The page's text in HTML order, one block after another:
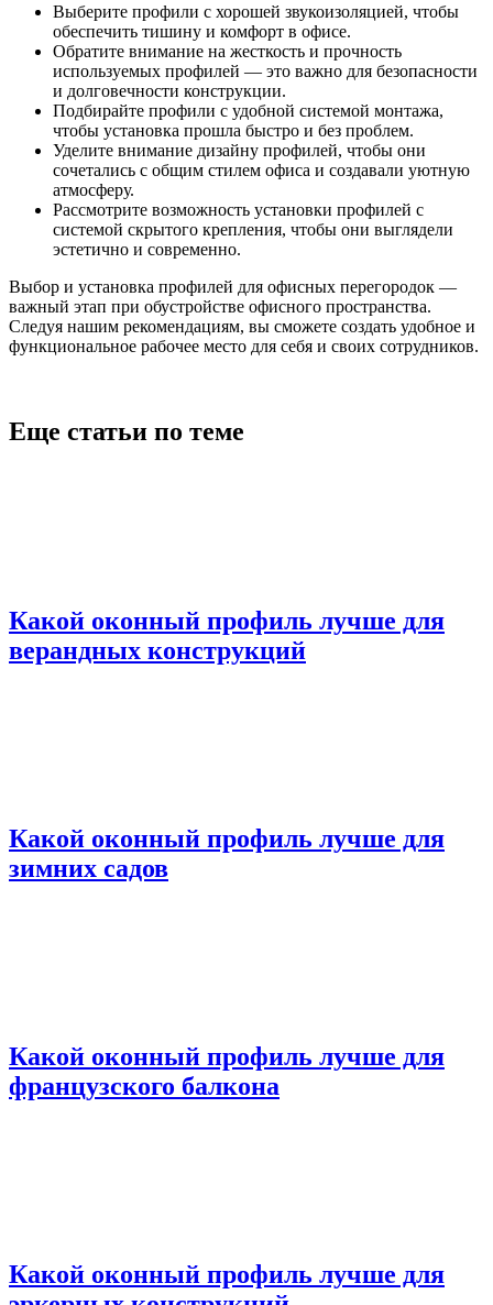
Выберите профили с хорошей звукоизоляцией, чтобы
обеспечить тишину и комфорт в офисе.
Обратите внимание на жесткость и прочность
используемых профилей — это важно для безопасности
и долговечности конструкции.
Подбирайте профили с удобной системой монтажа,
чтобы установка прошла быстро и без проблем.
Уделите внимание дизайну профилей, чтобы они
сочетались с общим стилем офиса и создавали уютную
атмосферу.
Рассмотрите возможность установки профилей с
системой скрытого крепления, чтобы они выглядели
эстетично и современно.
Выбор и установка профилей для офисных перегородок —
важный этап при обустройстве офисного пространства.
Следуя нашим рекомендациям, вы сможете создать удобное и
функциональное рабочее место для себя и своих сотрудников.
Еще статьи по теме
Какой оконный профиль лучше для
верандных конструкций
Какой оконный профиль лучше для
зимних садов
Какой оконный профиль лучше для
французского балкона
Какой оконный профиль лучше для